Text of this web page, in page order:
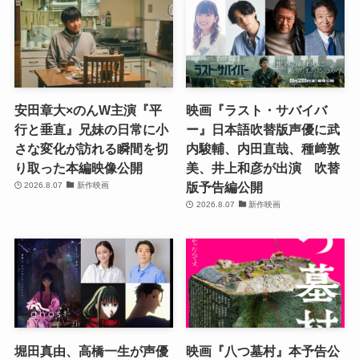
安田章大×のんW主演『平
行と垂直』兄妹の日常に小
さな変化が訪れる瞬間を切
り取った本編映像公開
2026.8.07 新作映画
映画『ラスト・サバイバ
ー』日本語吹替版声優に武
内駿輔、内田直哉、種﨑敦
美、井上和彦が出演 吹替
版予告編公開
2026.8.07 新作映画
堀田真由、高橋一生が声優
映画『八つ墓村』本予告公